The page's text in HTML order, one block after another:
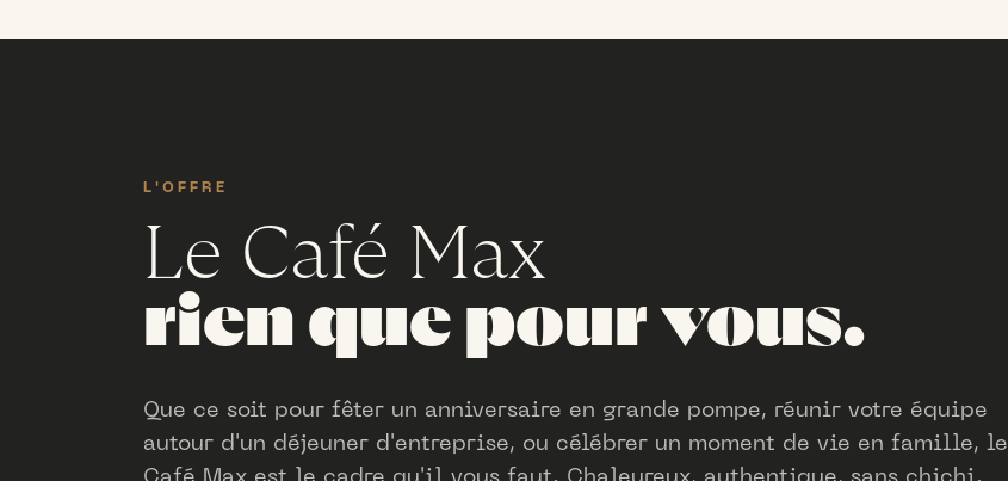
L'OFFRE
Le Café Max
rien que pour vous.
Que ce soit pour fêter un anniversaire en grande pompe, réunir votre équipe
autour d'un déjeuner d'entreprise, ou célébrer un moment de vie en famille, le